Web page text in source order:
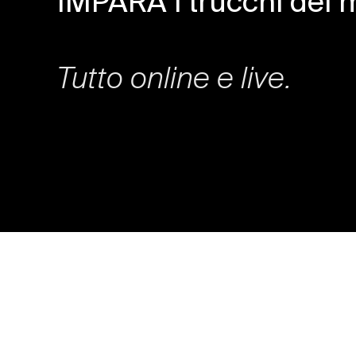
Tutto online e live.